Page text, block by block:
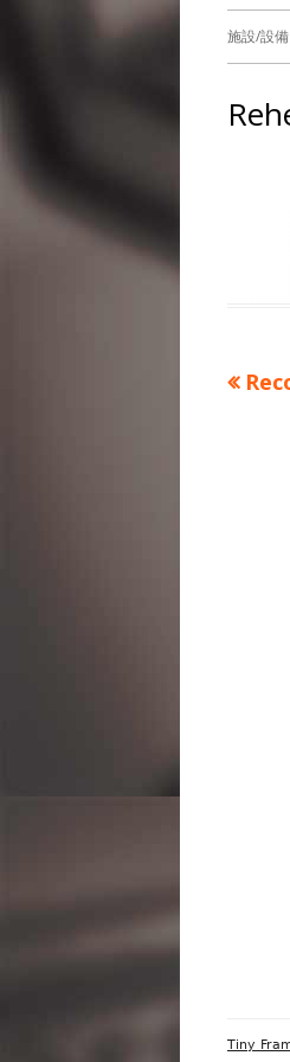
メ
ン
施設/設備
投前
フ
Tiny